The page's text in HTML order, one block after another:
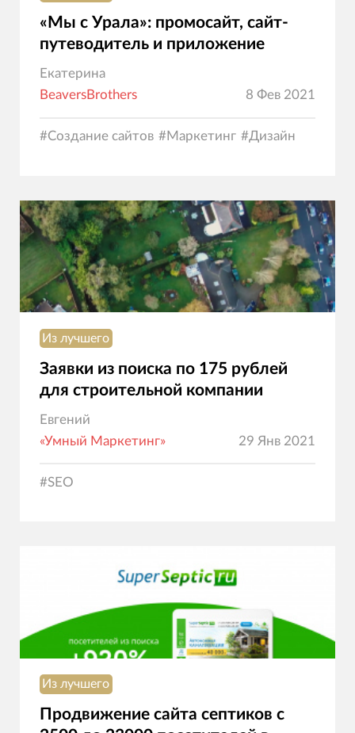
«Мы с Урала»: промосайт, сайт-
путеводитель и приложение
Екатерина
BeaversBrothers
8 Фев 2021
#Создание сайтов #Маркетинг #Дизайн
Из лучшего
Заявки из поиска по 175 рублей
для строительной компании
Евгений
«Умный Маркетинг»
29 Янв 2021
#SEO
Из лучшего
Продвижение сайта септиков с